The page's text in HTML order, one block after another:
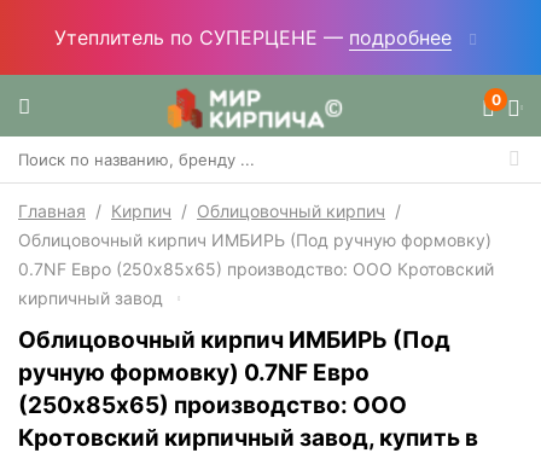
Утеплитель по СУПЕРЦЕНЕ — подробнее
0
Главная / Кирпич / Облицовочный кирпич /
Облицовочный кирпич ИМБИРЬ (Под ручную формовку)
0.7NF Евро (250х85х65) производство: ООО Кротовский
кирпичный завод
Облицовочный кирпич ИМБИРЬ (Под
ручную формовку) 0.7NF Евро
(250х85х65) производство: ООО
Кротовский кирпичный завод, купить в